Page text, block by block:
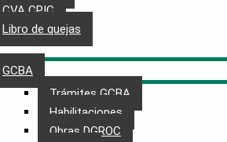
CVA CPIC
Libro de quejas
GCBA
Trámites GCBA
Habilitaciones
Obras DGROC